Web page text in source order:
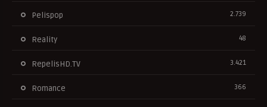
Pelispop 2.739
Reality 48
RepelisHD.TV 3.421
Romance 366